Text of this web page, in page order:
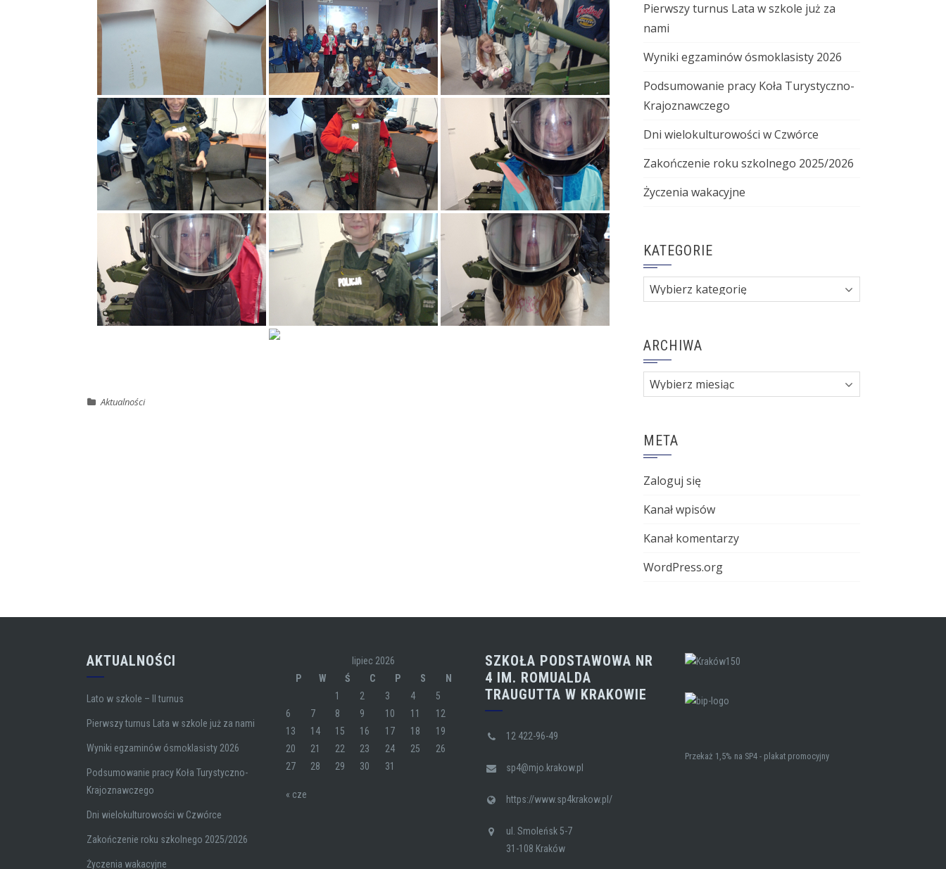
Aktualności
Pierwszy turnus Lata w szkole już za
nami
Wyniki egzaminów ósmoklasisty 2026
Podsumowanie pracy Koła Turystyczno-
Krajoznawczego
Dni wielokulturowości w Czwórce
Zakończenie roku szkolnego 2025/2026
Życzenia wakacyjne
KATEGORIE
Kategorie
ARCHIWA
Archiwa
META
Zaloguj się
Kanał wpisów
Kanał komentarzy
WordPress.org
AKTUALNOŚCI
Lato w szkole – II turnus
Pierwszy turnus Lata w szkole już za nami
Wyniki egzaminów ósmoklasisty 2026
Podsumowanie pracy Koła Turystyczno-
Krajoznawczego
Dni wielokulturowości w Czwórce
Zakończenie roku szkolnego 2025/2026
Życzenia wakacyjne
lipiec 2026
P
W Ś C P S
N
1
2 3 4
5
6
7 8 9 10 11
12
13
14 15 16 17 18
19
20
21 22 23 24 25
26
27
28 29 30 31
« cze
SZKOŁA PODSTAWOWA NR
4 IM. ROMUALDA
TRAUGUTTA W KRAKOWIE
12 422-96-49
sp4@mjo.krakow.pl
https://www.sp4krakow.pl/
ul. Smoleńsk 5-7
31-108 Kraków
Przekaż 1,5% na SP4 - plakat promocyjny